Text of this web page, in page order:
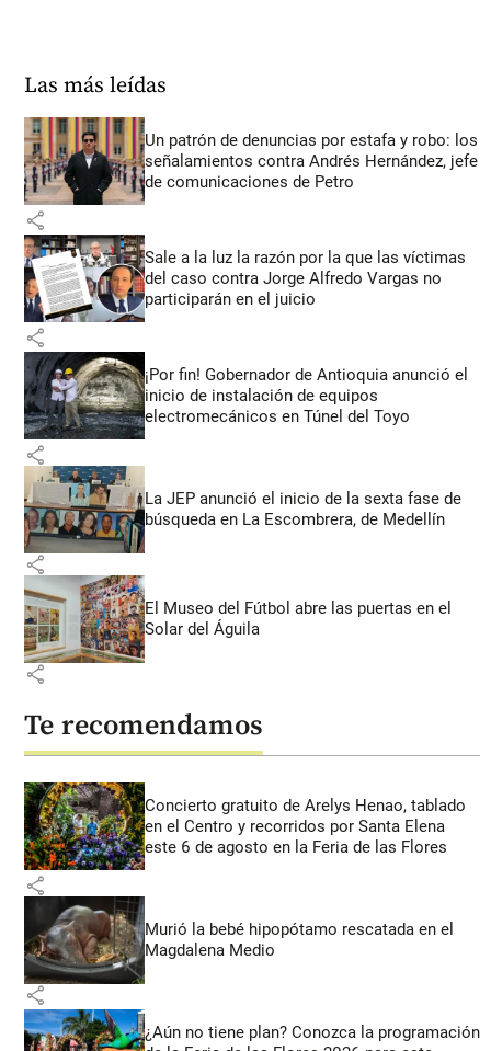
Las más leídas
Un patrón de denuncias por estafa y robo: los
señalamientos contra Andrés Hernández, jefe
de comunicaciones de Petro
share
Sale a la luz la razón por la que las víctimas
del caso contra Jorge Alfredo Vargas no
participarán en el juicio
share
¡Por fin! Gobernador de Antioquia anunció el
inicio de instalación de equipos
electromecánicos en Túnel del Toyo
share
La JEP anunció el inicio de la sexta fase de
búsqueda en La Escombrera, de Medellín
share
El Museo del Fútbol abre las puertas en el
Solar del Águila
share
Te recomendamos
Concierto gratuito de Arelys Henao, tablado
en el Centro y recorridos por Santa Elena
este 6 de agosto en la Feria de las Flores
share
Murió la bebé hipopótamo rescatada en el
Magdalena Medio
share
¿Aún no tiene plan? Conozca la programación